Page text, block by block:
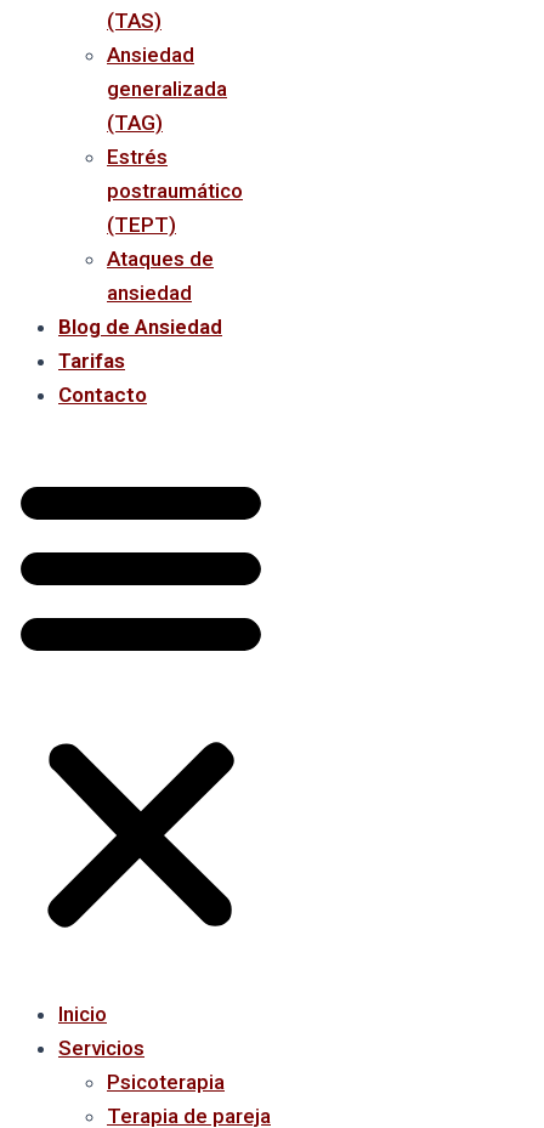
(TAS)
Ansiedad
generalizada
(TAG)
Estrés
postraumático
(TEPT)
Ataques de
ansiedad
Blog de Ansiedad
Tarifas
Contacto
Inicio
Servicios
Psicoterapia
Terapia de pareja